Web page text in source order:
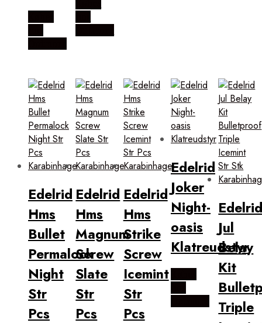
Edelrid
Hms
Bullet
Permalock
Night
Str
Pcs
Edelrid
Hms
Magnum
Screw
Slate
Str
Pcs
Edelrid
Hms
Strike
Screw
Icemint
Str
Pcs
Edelrid
Joker
Night-
oasis
Klatreudstyr
Jul
Belay
Kit
Triple